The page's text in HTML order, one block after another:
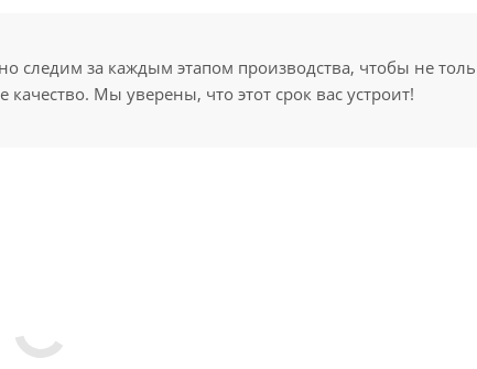
следим за каждым этапом производства, чтобы не
Мы уверены, что этот срок вас устроит!